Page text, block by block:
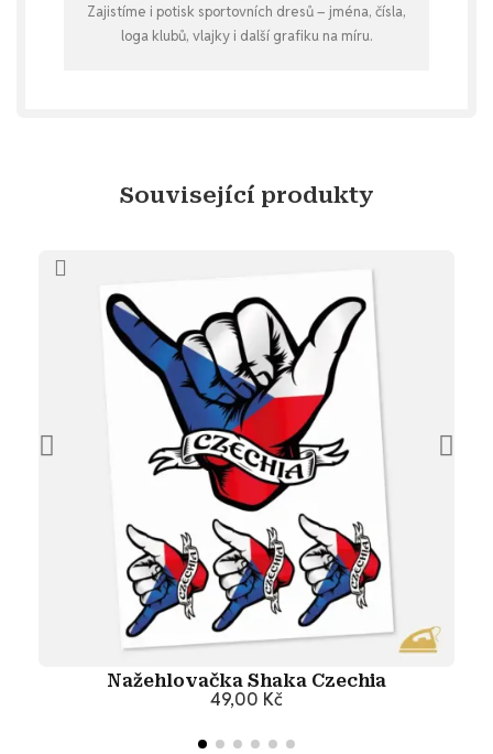
Zajistíme i potisk sportovních dresů – jména, čísla,
loga klubů, vlajky i další grafiku na míru.
Související produkty
Nažehlovačka Shaka Czechia
49,00 Kč
Přidat do košíku